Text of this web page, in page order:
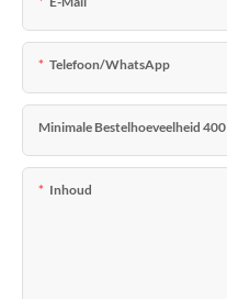
Telefoon/WhatsApp
Minimale Bestelhoeveelheid 400
Inhoud